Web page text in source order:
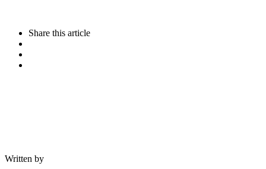
Share this article
Written by